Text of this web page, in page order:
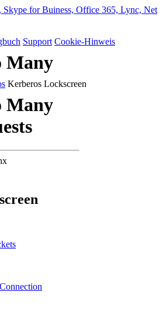
Support Cookie-Hinweis
Kerberos Lockscreen